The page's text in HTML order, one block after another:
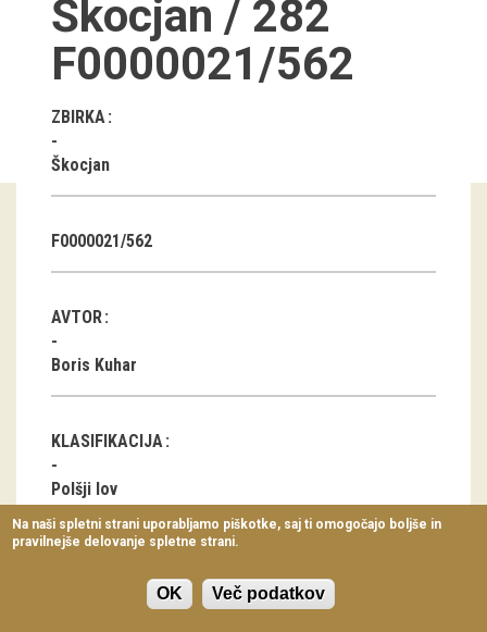
Občasne razstave
Gostovanja
E-razstave
Virtualni sprehodi
Arhiv razstav
dogodki
Prireditve
Predavanja
Delavnice
Vodeni ogledi
Škocjan / 282
F0000021/562
ZBIRKA
Škocjan
F0000021/562
AVTOR
Boris Kuhar
KLASIFIKACIJA
Polšji lov
Male Lipljene
Na naši spletni strani uporabljamo piškotke, saj ti omogočajo boljše in
pravilnejše delovanje spletne strani.
OK Več podatkov